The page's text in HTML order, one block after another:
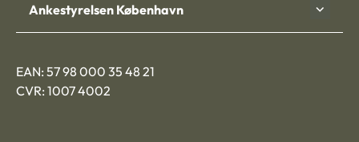
Ankestyrelsen København
EAN: 57 98 000 35 48 21
CVR: 1007 4002